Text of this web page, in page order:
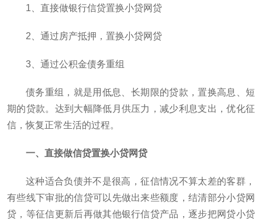
1、直接做银行信贷置换小贷网贷
2、通过房产抵押，置换小贷网贷
3、通过公积金债务重组
债务重组，就是用低息、长期限的贷款，置换高息、短
期的贷款。达到大幅降低月供压力，减少利息支出，优化征
信，恢复正常生活的过程。
一、直接做信贷置换小贷网贷
这种适合负债并不是很高，征信情况不算太差的客群，
有些线下审批的信贷可以先做出来些额度，结清部分小贷网
贷，等征信更新后再做其他银行信贷产品，逐步把网贷小贷